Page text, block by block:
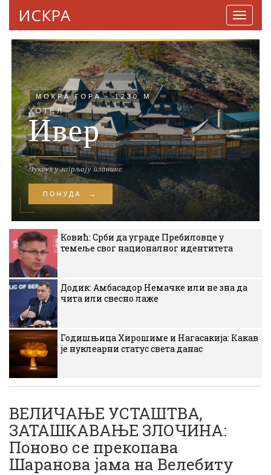
ИСКРА
Ковић: Срби да уграде Пребиловце у
темеље свог националног идентитета
Додик: Амбасадор Немачке или не зна да
чита или свесно лаже
Годишњица Хирошиме и Нагасакија: Какав
је нуклеарни статус света данас
ВЕЛИЧАЊЕ УСТАШТВА,
ЗАТАШКАВАЊЕ ЗЛОЧИНА:
Поново се прекопава
Шаранова јама на Велебиту